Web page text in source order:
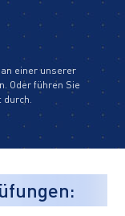
einer unserer
Oder führen Sie